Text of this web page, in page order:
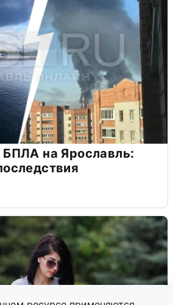
БПЛА на Ярославль: